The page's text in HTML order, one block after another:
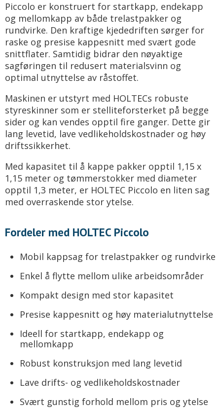
Piccolo er konstruert for startkapp, endekapp
og mellomkapp av både trelastpakker og
rundvirke. Den kraftige kjededriften sørger for
raske og presise kappesnitt med svært gode
snittflater. Samtidig bidrar den nøyaktige
sagføringen til redusert materialsvinn og
optimal utnyttelse av råstoffet.
Maskinen er utstyrt med HOLTECs robuste
styreskinner som er stelliteforsterket på begge
sider og kan vendes opptil fire ganger. Dette gir
lang levetid, lave vedlikeholdskostnader og høy
driftssikkerhet.
Med kapasitet til å kappe pakker opptil 1,15 x
1,15 meter og tømmerstokker med diameter
opptil 1,3 meter, er HOLTEC Piccolo en liten sag
med overraskende stor ytelse.
Fordeler med HOLTEC Piccolo
Mobil kappsag for trelastpakker og rundvirke
Enkel å flytte mellom ulike arbeidsområder
Kompakt design med stor kapasitet
Presise kappesnitt og høy materialutnyttelse
Ideell for startkapp, endekapp og
mellomkapp
Robust konstruksjon med lang levetid
Lave drifts- og vedlikeholdskostnader
Svært gunstig forhold mellom pris og ytelse